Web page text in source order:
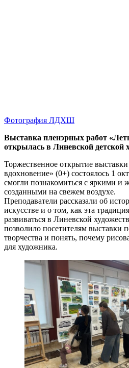
Фотография ЛДХШ
Выставка пленэрных работ
открылась в Линевской детской
Торжественное открытие
вдохновение» (0+) состоялось 1
смогли познакомиться с яркими и
созданными на свежем воздухе.
Преподаватели рассказали об
искусстве и о том, как эта
развиваться в Линевской
позволило посетителям выставки
творчества и понять, почему
для художника.